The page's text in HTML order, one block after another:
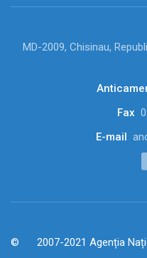
MD-2009, Chisinau,
Fax
E-mail
2007-2021 Agenția